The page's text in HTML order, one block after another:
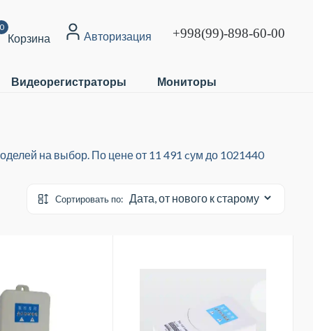
Корзина Авторизация +998(99)-898-60-00
Видеорегистраторы Мониторы
на выбор. По цене от 11 491 cум до 1021440
Сортировать по: